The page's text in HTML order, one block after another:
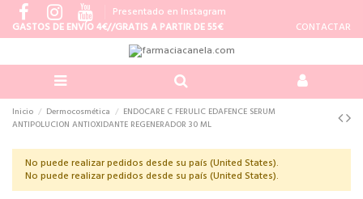
Presentado en Instagram
GASTOS DE ENVÍO 4€//GRATIS A PARTIR DE 55€
CONTACTAR
Inicio Dermocosmética
ENDOCARE C FERULIC EDAFENCE SERUM
ANTIPOLUCION ANTIOXIDANTE REGENERADOR 30 ML
No puede realizar pedidos desde su país (United States).
No puede realizar pedidos desde su país (United States).